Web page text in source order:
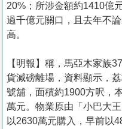
20%；所涉金額約1410億
過千億元關口，且去年不
高。
【明報】稱，馬亞木家族
貨減磅離場，資料顯示，
號舖，面積約1900方呎，
萬元。物業原由「小巴大
以2630萬元購入，早前以